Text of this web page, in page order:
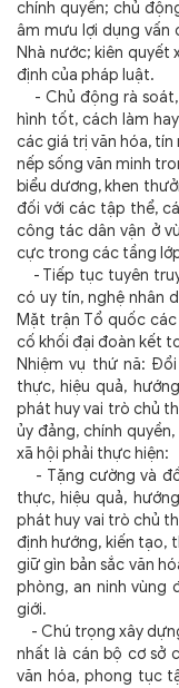
chính quyền; chủ
âm mưu lợi dụng
Nhà nước; kiên quyết
định của pháp luật.
- Chủ động rà soát,
hình tốt, cách làm
các giá trị văn hóa,
nếp sống văn minh
biểu dương, khen
đối với các tập thể,
công tác dân vận ở
cực trong các tầng
- Tiếp tục tuyên
có uy tín, nghệ nhân
Mặt trận Tổ quốc
cố khối đại đoàn kết
Nhiệm vụ thứ nă:
thực, hiệu quả,
phát huy vai trò chủ
ủy đảng, chính
xã hội phải thực hiện:
- Tặng cường và
thực, hiệu quả,
phát huy vai trò chủ
định hướng, kiến tạo,
giữ gìn bản sắc văn
phòng, an ninh vùng
giới.
- Chú trọng xây
nhất là cán bộ cơ sở
văn hóa, phong tục